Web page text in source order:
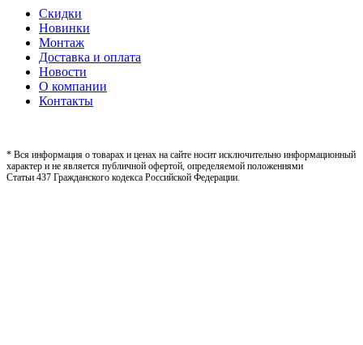
Скидки
Новинки
Монтаж
Доставка и оплата
Новости
О компании
Контакты
* Вся информация о товарах и ценах на сайте носит исключительно информационный
характер и не является публичной офертой, определяемой положениями
Статьи 437 Гражданского кодекса Российской Федерации.